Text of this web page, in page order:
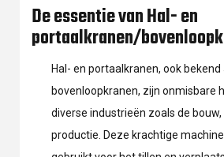
De essentie van Hal- en
portaalkranen/
Hal- en portaalkranen, ook bekend
bovenloopkranen, zijn onmisbare
diverse industrieën zoals de bouw,
productie. Deze krachtige